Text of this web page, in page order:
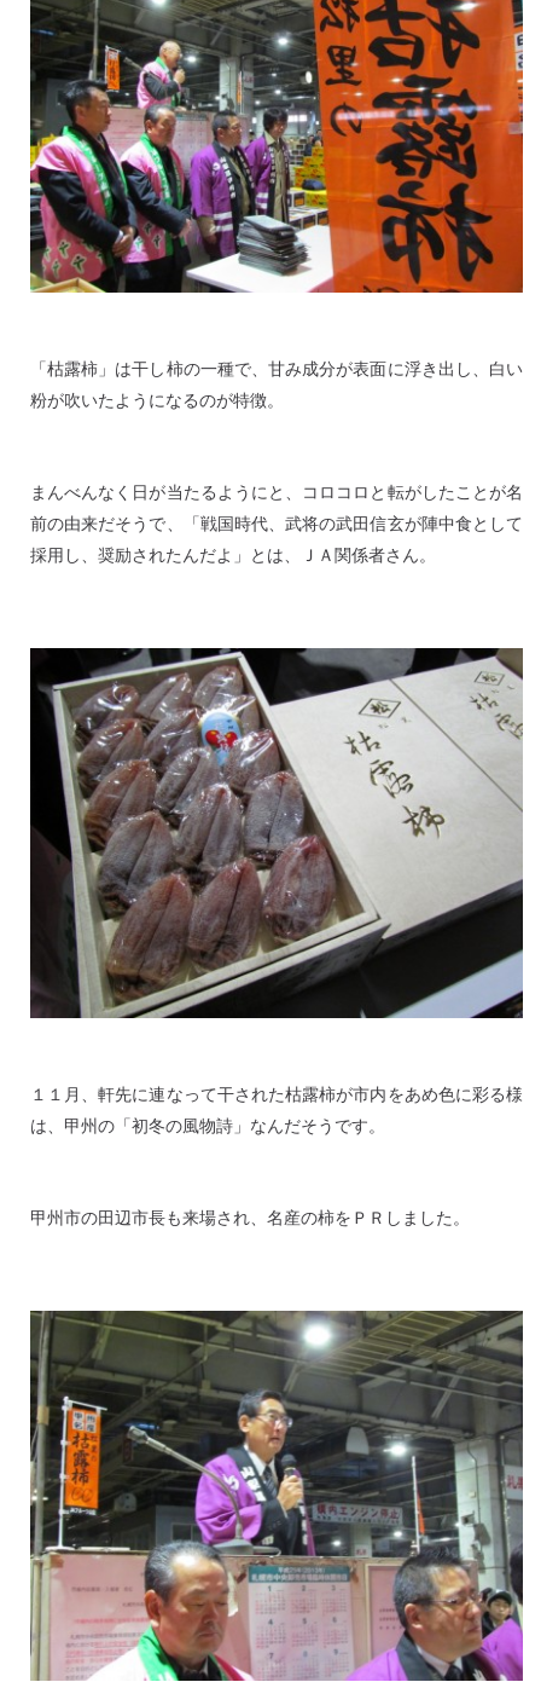
「枯露柿」は干し柿の一種で、甘み成分が表面に浮き出し、白い
粉が吹いたようになるのが特徴。
まんべんなく日が当たるようにと、コロコロと転がしたことが名
前の由来だそうで、「戦国時代、武将の武田信玄が陣中食として
採用し、奨励されたんだよ」とは、ＪＡ関係者さん。
１１月、軒先に連なって干された枯露柿が市内をあめ色に彩る様
は、甲州の「初冬の風物詩」なんだそうです。
甲州市の田辺市長も来場され、名産の柿をＰＲしました。